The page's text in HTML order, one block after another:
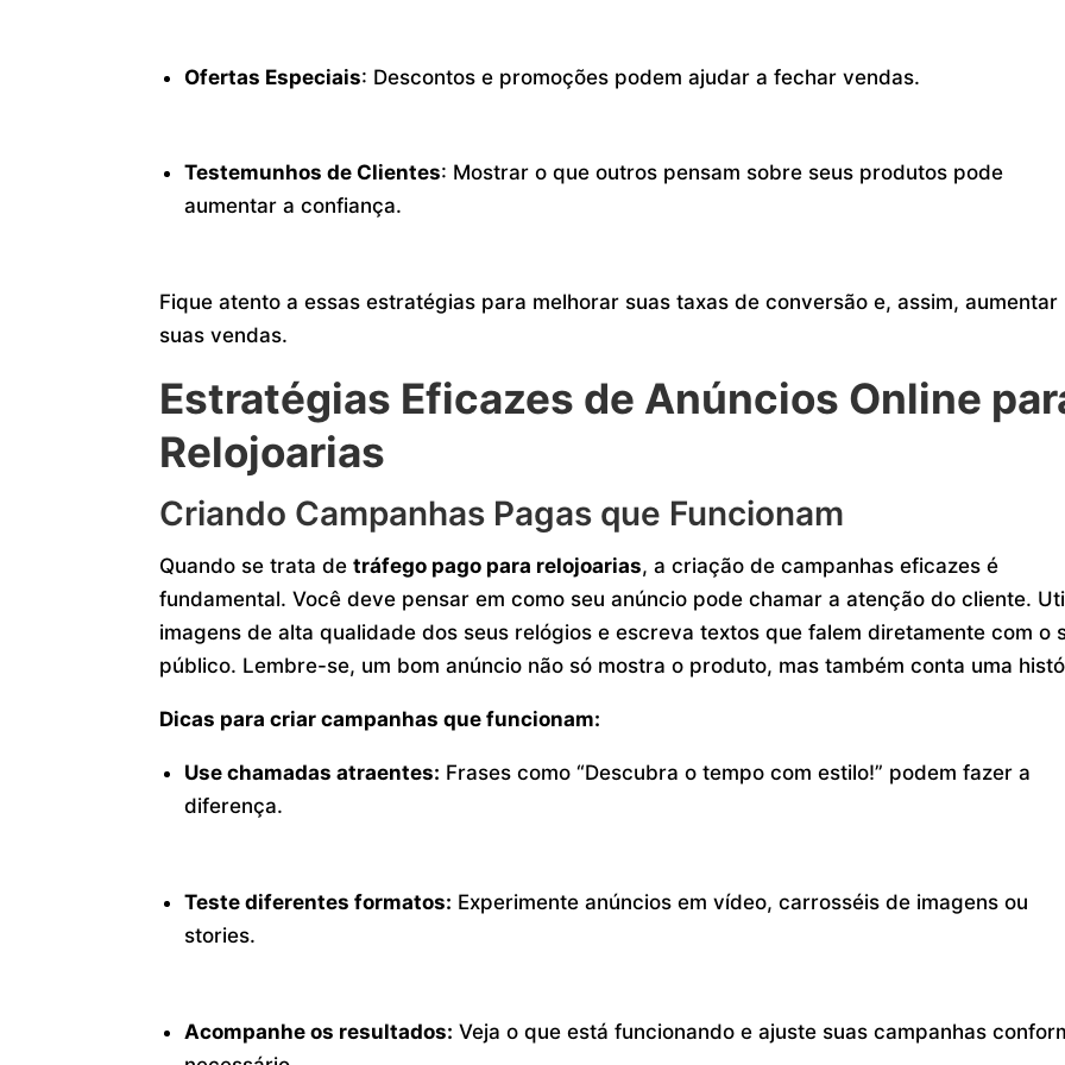
Ofertas Especiais: Descontos e promoções podem ajudar a fechar vendas.
Testemunhos de Clientes: Mostrar o que outros pensam sobre seus produtos pode
aumentar a confiança.
Fique atento a essas estratégias para melhorar suas taxas de conversão e, assim, aumentar
suas vendas.
Estratégias Eficazes de Anúncios Online
Relojoarias
Criando Campanhas Pagas que Funcionam
Quando se trata detráfego pago para relojoarias, a criação de campanhas eficazes é
fundamental. Você deve pensar em como seu anúncio pode chamar a atenção do cliente.
imagens de alta qualidade dos seus relógios e escreva textos que falem diretamente com o
público. Lembre-se, um bom anúncio não só mostra o produto, mas também conta uma
Dicas para criar campanhas que funcionam:
Use chamadas atraentes: Frases como “Descubra o tempo com estilo!” podem fazer a
diferença.
Teste diferentes formatos: Experimente anúncios em vídeo, carrosséis de imagens ou
stories.
Acompanhe os resultados: Veja o que está funcionando e ajuste suas campanhas